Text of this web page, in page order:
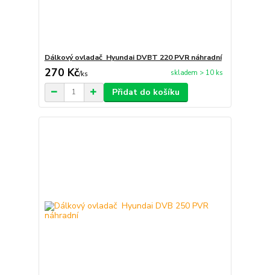
Dálkový ovladač Hyundai DVBT 220 PVR náhradní
270 Kč/ks skladem > 10 ks
Přidat do košíku